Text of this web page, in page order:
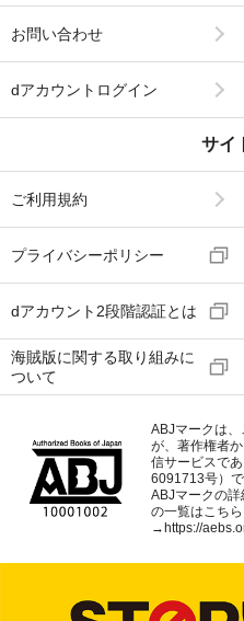
お問い合わせ
dアカウントログイン
サイ
ご利用規約
プライバシーポリシー
dアカウント2段階認証とは
海賊版に関する取り組みに
ついて
ABJマークは
が、著作権者
信サービスで
6091713号）で
ABJマークの
の一覧はこちら
→https://